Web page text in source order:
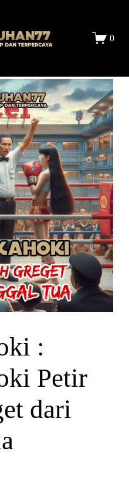
0
:
Petir
dari